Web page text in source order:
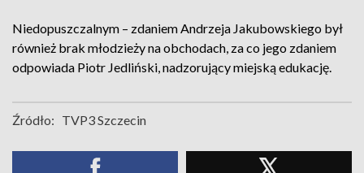
Niedopuszczalnym – zdaniem Andrzeja Jakubowskiego był
również brak młodzieży na obchodach, za co jego zdaniem
odpowiada Piotr Jedliński, nadzorujący miejską edukację.
Źródło: TVP3 Szczecin